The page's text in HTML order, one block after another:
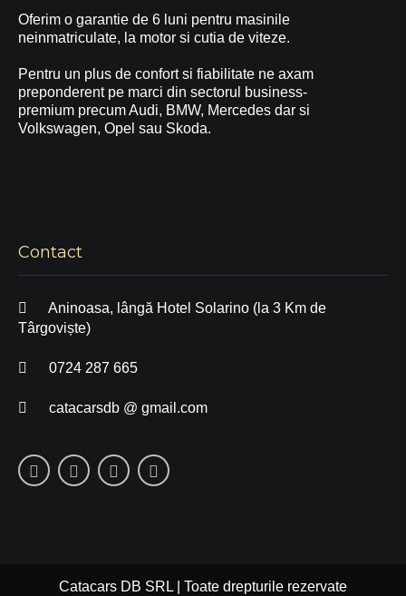
Oferim o garantie de 6 luni pentru masinile
neinmatriculate, la motor si cutia de viteze.
Pentru un plus de confort si fiabilitate ne axam
preponderent pe marci din sectorul business-
premium precum Audi, BMW, Mercedes dar si
Volkswagen, Opel sau Skoda.
Contact
Aninoasa, lângă Hotel Solarino (la 3 Km de
Târgoviște)
0724 287 665
catacarsdb @ gmail.com
Catacars DB SRL | Toate drepturile rezervate